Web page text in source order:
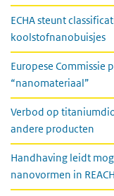
ECHA steunt
koolstofnanobuisjes
Europese
“nanomateriaal”
Verbod op
andere producten
Handhaving leidt
nanovormen in REACH